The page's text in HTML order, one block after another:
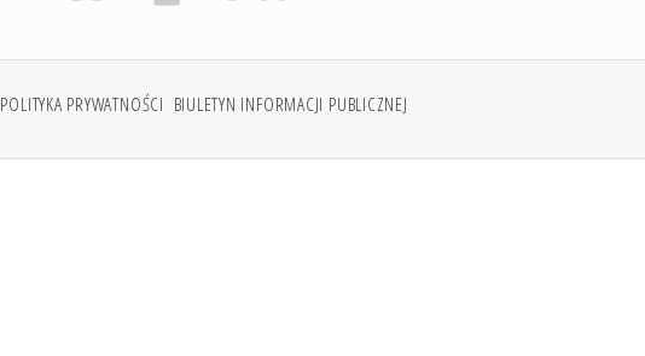
POLITYKA PRYWATNOŚCI BIULETYN INFORMACJI PUBLICZNEJ